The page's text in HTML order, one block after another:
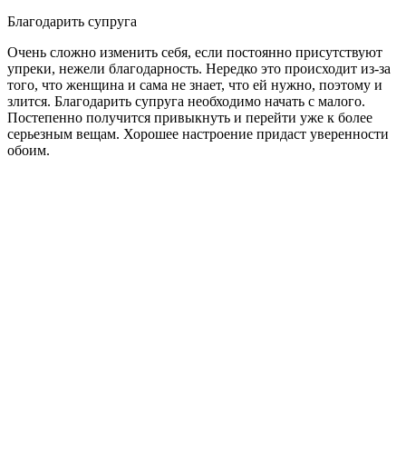
Благодарить супруга
Очень сложно изменить себя, если постоянно присутствуют
упреки, нежели благодарность. Нередко это происходит из-за
того, что женщина и сама не знает, что ей нужно, поэтому и
злится. Благодарить супруга необходимо начать с малого.
Постепенно получится привыкнуть и перейти уже к более
серьезным вещам. Хорошее настроение придаст уверенности
обоим.